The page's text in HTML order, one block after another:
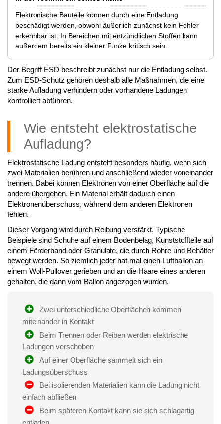
Elektronische Bauteile können durch eine Entladung
beschädigt werden, obwohl äußerlich zunächst kein Fehler
erkennbar ist. In Bereichen mit entzündlichen Stoffen kann
außerdem bereits ein kleiner Funke kritisch sein.
Der Begriff ESD beschreibt zunächst nur die Entladung selbst.
Zum ESD-Schutz gehören deshalb alle Maßnahmen, die eine
starke Aufladung verhindern oder vorhandene Ladungen
kontrolliert abführen.
Wie entsteht elektrostatische
Aufladung?
Elektrostatische Ladung entsteht besonders häufig, wenn sich
zwei Materialien berühren und anschließend wieder voneinander
trennen. Dabei können Elektronen von einer Oberfläche auf die
andere übergehen. Ein Material erhält dadurch einen
Elektronenüberschuss, während dem anderen Elektronen
fehlen.
Dieser Vorgang wird durch Reibung verstärkt. Typische
Beispiele sind Schuhe auf einem Bodenbelag, Kunststoffteile auf
einem Förderband oder Granulate, die durch Rohre und Behälter
bewegt werden. So ziemlich jeder hat mal einen Luftballon an
einem Woll-Pullover gerieben und an die Haare eines anderen
gehalten, die dann vom Ballon angezogen wurden.
Zwei unterschiedliche Oberflächen kommen
miteinander in Kontakt
Beim Trennen oder Reiben werden elektrische
Ladungen verschoben
Auf einer Oberfläche sammelt sich ein
Ladungsüberschuss
Bei isolierenden Materialien kann die Ladung nicht
einfach abfließen
Beim späteren Kontakt kann sie sich schlagartig
entladen